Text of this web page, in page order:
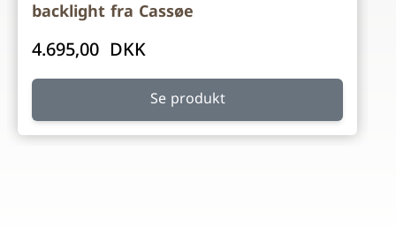
backlight fra Cassøe
4.695,00 DKK
Se produkt